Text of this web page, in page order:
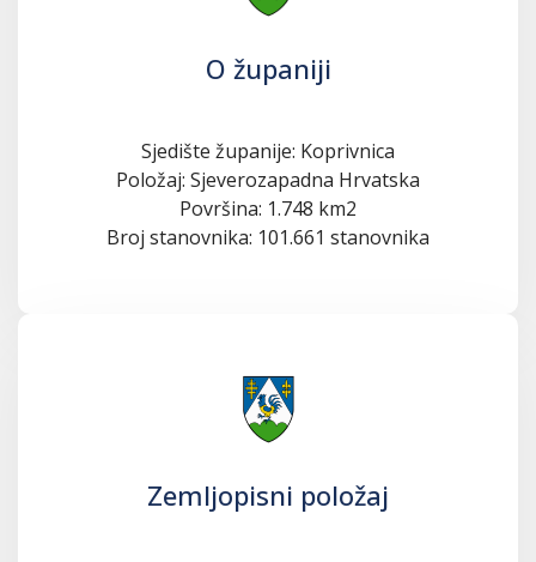
O županiji
Sjedište županije: Koprivnica
Položaj: Sjeverozapadna Hrvatska
Površina: 1.748 km2
Broj stanovnika: 101.661 stanovnika
Zemljopisni položaj